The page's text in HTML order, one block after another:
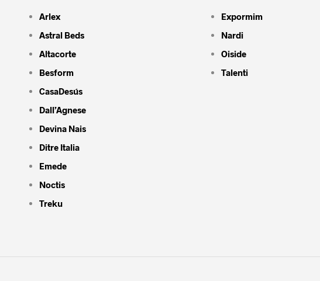
Arlex
Astral Beds
Altacorte
Besform
CasaDesús
Dall’Agnese
Devina Nais
Ditre Italia
Emede
Noctis
Treku
Expormim
Nardi
Oiside
Talenti